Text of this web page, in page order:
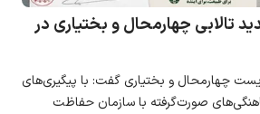
جدید تالابی چهارمحال‌ و بختیاری در
چهارمحال‌ و بختیاری گفت: با پیگیری‌های
صورت‌گرفته با سازمان حفاظت